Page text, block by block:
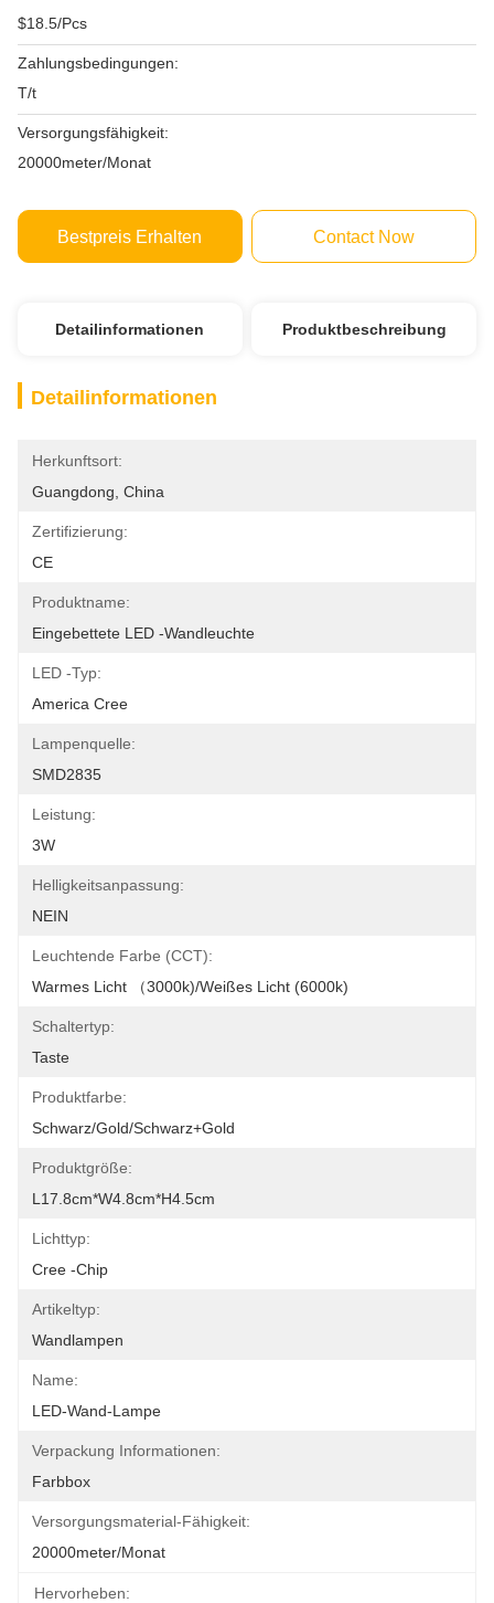
$18.5/Pcs
Zahlungsbedingungen:
T/t
Versorgungsfähigkeit:
20000meter/Monat
Bestpreis Erhalten Contact Now
Detailinformationen Produktbeschreibung
Detailinformationen
Herkunftsort:
Guangdong, China
Zertifizierung:
CE
Produktname:
Eingebettete LED -Wandleuchte
LED -Typ:
America Cree
Lampenquelle:
SMD2835
Leistung:
3W
Helligkeitsanpassung:
NEIN
Leuchtende Farbe (CCT):
Warmes Licht （3000k)/weißes Licht (6000k)
Schaltertyp:
Taste
Produktfarbe:
Schwarz/Gold/Schwarz+Gold
Produktgröße:
L17.8cm*W4.8cm*H4.5cm
Lichttyp:
Cree -Chip
Artikeltyp:
Wandlampen
Name:
LED-Wand-Lampe
Verpackung Informationen:
Farbbox
Versorgungsmaterial-Fähigkeit:
20000meter/Monat
Hervorheben: